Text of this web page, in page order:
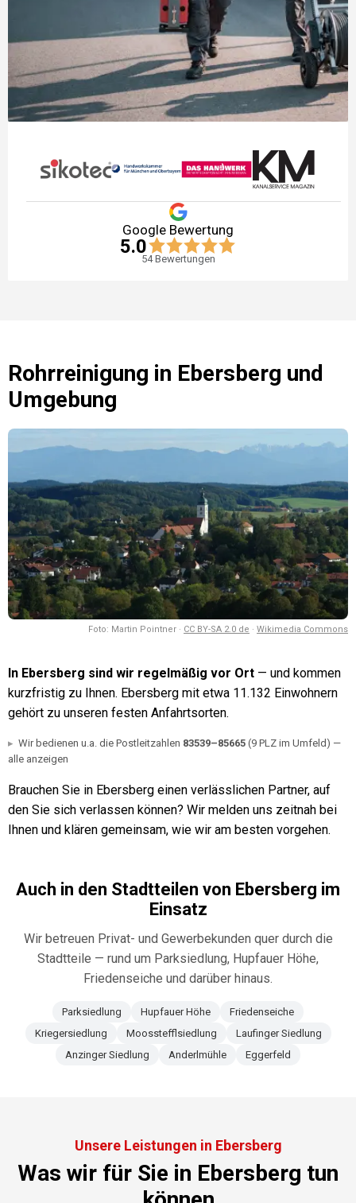
Google Bewertung
5.0
54Bewertungen
Rohrreinigung in Ebersberg und
Umgebung
Foto: Martin Pointner · CC BY-SA 2.0 de · Wikimedia Commons
In Ebersberg sind wir regelmäßig vor Ort — und kommen
kurzfristig zu Ihnen. Ebersberg mit etwa 11.132 Einwohnern
gehört zu unseren festen Anfahrtsorten.
Wir bedienen u.a. die Postleitzahlen 83539–85665 (9 PLZ im Umfeld) —
alle anzeigen
Brauchen Sie in Ebersberg einen verlässlichen Partner, auf
den Sie sich verlassen können? Wir melden uns zeitnah bei
Ihnen und klären gemeinsam, wie wir am besten vorgehen.
Auch in den Stadtteilen von Ebersberg im
Einsatz
Wir betreuen Privat- und Gewerbekunden quer durch die
Stadtteile — rund um Parksiedlung, Hupfauer Höhe,
Friedenseiche und darüber hinaus.
Parksiedlung Hupfauer Höhe
Friedenseiche
Kriegersiedlung
Moosstefflsiedlung
Laufinger Siedlung
Anzinger Siedlung
Anderlmühle Eggerfeld
Unsere Leistungen in Ebersberg
Was wir für Sie in Ebersberg tun